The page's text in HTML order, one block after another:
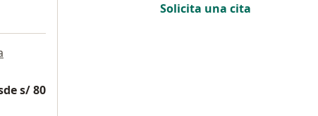
s/ 80
Solicita una cita